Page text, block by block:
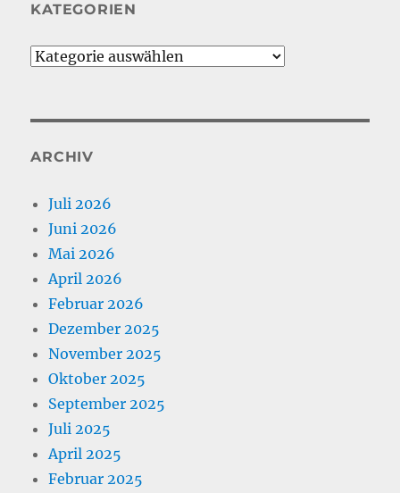
KATEGORIEN
Kategorien
ARCHIV
Juli 2026
Juni 2026
Mai 2026
April 2026
Februar 2026
Dezember 2025
November 2025
Oktober 2025
September 2025
Juli 2025
April 2025
Februar 2025